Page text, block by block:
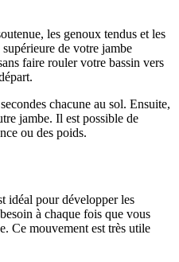
les genoux tendus et les
de votre jambe
faire rouler votre bassin vers
chacune au sol. Ensuite,
jambe. Il est possible de
ou des poids.
idéal pour développer les
à chaque fois que vous
Ce mouvement est très utile